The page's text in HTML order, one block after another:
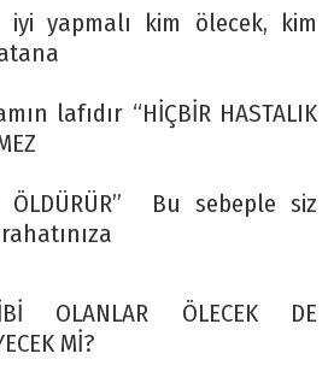
yapmalı kim ölecek, kim
lafıdır “HİÇBİR HASTALIK
ÖLDÜRÜR” Bu sebeple siz
OLANLAR ÖLECEK DE
Mİ?